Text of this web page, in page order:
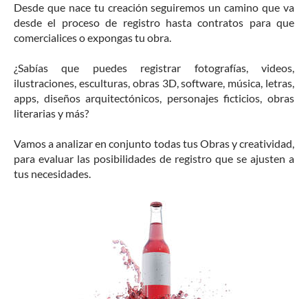
Desde que nace tu creación seguiremos un camino que va
desde el proceso de registro hasta contratos para que
comercialices o expongas tu obra.
¿Sabías que puedes registrar fotografías, videos,
ilustraciones, esculturas, obras 3D, software, música, letras,
apps, diseños arquitectónicos, personajes ficticios, obras
literarias y más?
Vamos a analizar en conjunto todas tus Obras y creatividad,
para evaluar las posibilidades de registro que se ajusten a
tus necesidades.